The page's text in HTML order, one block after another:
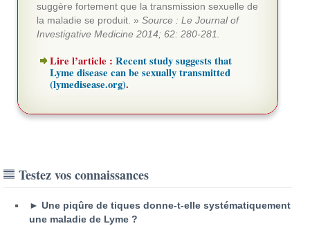
suggère fortement que la transmission sexuelle de
la maladie se produit. »Source : Le Journal of
Investigative Medicine 2014; 62: 280-281.
Lire l’article :Recent study suggests that
Lyme disease can be sexually transmitted
(lymedisease.org).
Testez vos connaissances
► Une piqûre de tiques donne-t-elle systématiquement
une maladie de Lyme ?